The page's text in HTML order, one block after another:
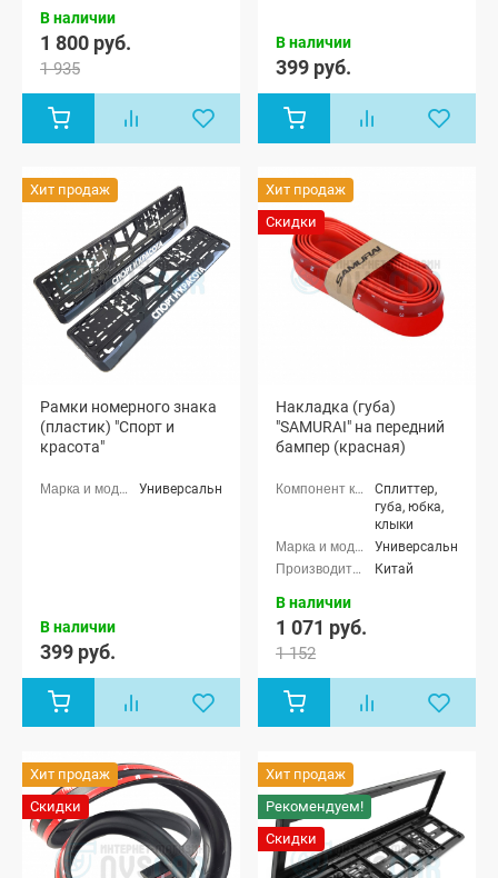
В наличии
1 800 руб.
1 935
В наличии
399 руб.
Хит продаж
Рамки номерного знака
(пластик) "Спорт и
красота"
Универсальные
В наличии
399 руб.
Хит продаж
Скидки
Накладка (губа)
"SAMURAI" на передний
бампер (красная)
Сплиттер,
губа, юбка,
клыки
Универсальные
Китай
В наличии
1 071 руб.
1 152
Хит продаж
Скидки
Хит продаж
Рекомендуем!
Скидки